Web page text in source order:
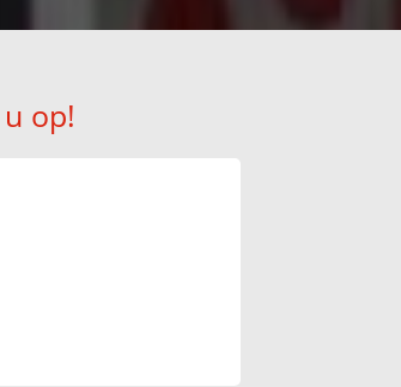
op!